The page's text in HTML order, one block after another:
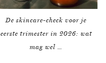
De skincare-check voor je
eerste trimester in 2026: wat
mag wel …